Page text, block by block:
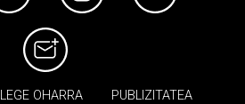
LEGE OHARRA PUBLIZITATEA